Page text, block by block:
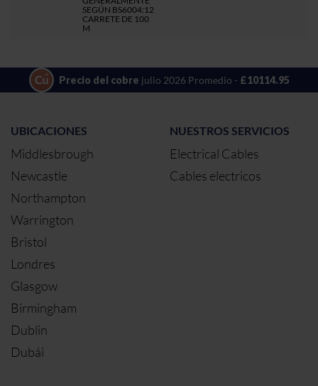
SEGÚN BS6004:12
CARRETE DE 100
M
Precio del cobre julio 2026 Promedio - £10114.95
UBICACIONES
Middlesbrough
Newcastle
Northampton
Warrington
Bristol
Londres
Glasgow
Birmingham
Dublin
Dubái
NUESTROS SERVICIOS
Electrical Cables
Cables electricos